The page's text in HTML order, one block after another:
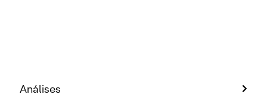
Análises